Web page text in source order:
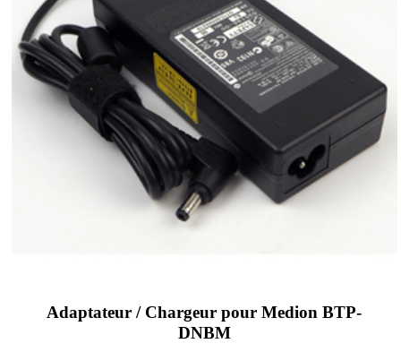
Adaptateur / Chargeur pour Medion BTP-
DNBM